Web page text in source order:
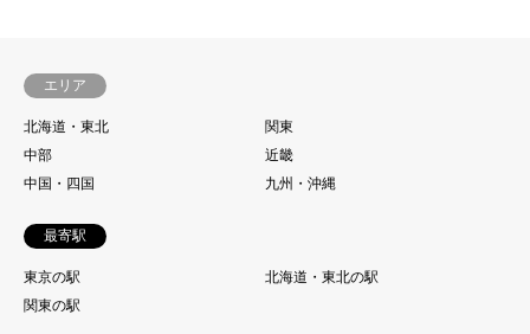
エリア
北海道・東北
関東
中部
近畿
中国・四国
九州・沖縄
最寄駅
東京の駅
北海道・東北の駅
関東の駅